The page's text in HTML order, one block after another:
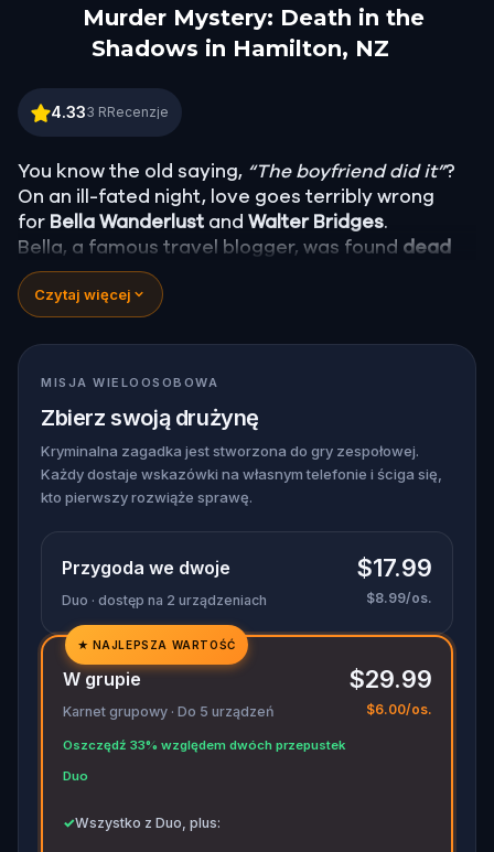
Murder Mystery: Death in the
Shadows in Hamilton, NZ
Murder Mystery: Death in the Shadows in
4.333 RRecenzje
You know the old saying, “The boyfriend did it”?
On an ill-fated night, love goes terribly wrong
for Bella Wanderlust and Walter Bridges.
Bella, a famous travel blogger, was found dead
during a ghost tour led by the theatrical
Shadows. Now, it’s up to you to uncover the truth.
Was it Walter, the obsessed boyfriend? Percy, the
ghost tour guide with a flair for the dramatic? Or
is someone else hiding in the shadows?
expose the real murderer before they strike
again. Make sure to have your pen and paper
ready to jot down all the crucial evidence.
Czytaj więcej
MISJA WIELOOSOBOWA
Zbierz swoją drużynę
Kryminalna zagadka jest stworzona do gry zespołowej.
Każdy dostaje wskazówki na własnym telefonie i ściga się,
kto pierwszy rozwiąże sprawę.
Przygoda we dwoje
Duo · dostęp na 2 urządzeniach
$17.99
$8.99/os.
✓
✓
★ NAJLEPSZA WARTOŚĆ
W grupie
Karnet grupowy · Do 5 urządzeń
Oszczędź 33% względem dwóch przepustek
Duo
$29.99
$6.00/os.
✓Wszystko z Duo, plus: